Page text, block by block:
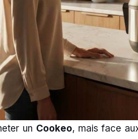
un Cookeo, mais face